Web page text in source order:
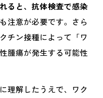
ると、抗体検査で感染
注意が必要です。さら
チン接種によって「ワ
腫瘍が発生する可能性
理解したうえで、ワク